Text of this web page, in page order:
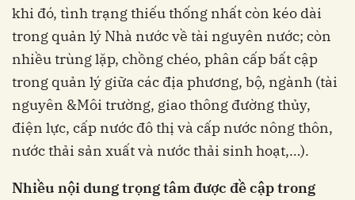
khi đó, tình trạng thiếu thống nhất còn kéo dài
trong quản lý Nhà nước về tài nguyên nước; còn
nhiều trùng lặp, chồng chéo, phân cấp bất cập
trong quản lý giữa các địa phương, bộ, ngành (tài
nguyên &Môi trường, giao thông đường thủy,
điện lực, cấp nước đô thị và cấp nước nông thôn,
nước thải sản xuất và nước thải sinh hoạt,…).
Nhiều nội dung trọng tâm được đề cập trong